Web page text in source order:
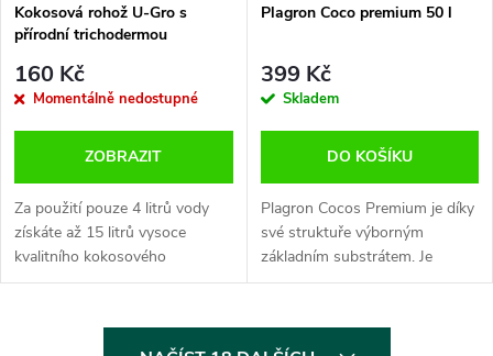
Kokosová rohož U-Gro s
přírodní trichodermou
160 Kč
Momentálně nedostupné
ZOBRAZIT
Za použití pouze 4 litrů vody
získáte až 15 litrů vysoce
kvalitního kokosového
substrátu. Jedná se o vysoce
Coco substrát. Skládá se ze
Plagron Coco premium 50 l
399 Kč
Skladem
DO KOŠÍKU
Plagron Cocos Premium je díky
své struktuře výborným
základním substrátem. Je
pufrován pro dosažení stabilní
Trichodermu k ochraně proti